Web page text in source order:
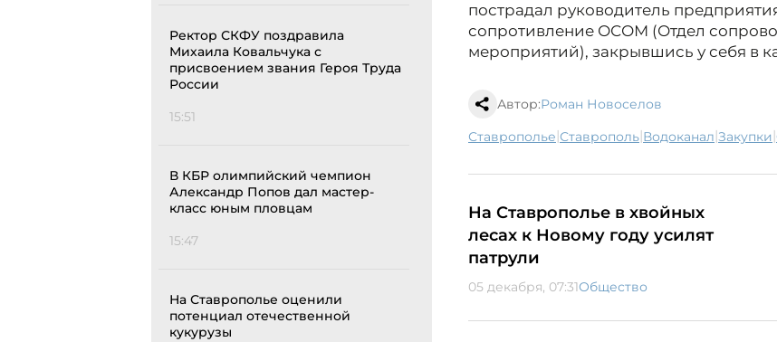
Ректор СКФУ поздравила
Михаила Ковальчука с
присвоением звания Героя Труда
России
15:51
В КБР олимпийский чемпион
Александр Попов дал мастер-
класс юным пловцам
15:47
На Ставрополье оценили
потенциал отечественной
кукурузы
пострадал руководитель
сопротивление ОСОМ (Отдел
мероприятий), закрывшись у себя в
Автор:Роман Новоселов
Ставрополье| Ставрополь| водоканал| закупки|
На Ставрополье в хвойных
лесах к Новому году усилят
патрули
05 декабря, 07:31Общество